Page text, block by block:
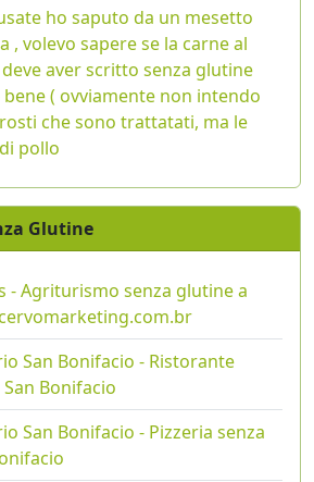
ho saputo da un mesetto
, volevo sapere se la carne al
aver scritto senza glutine
bene ( ovviamente non intendo
che sono trattatati, ma le
pollo
Glutine
- Agriturismo senza glutine a
San Bonifacio - Ristorante
Bonifacio
San Bonifacio - Pizzeria senza